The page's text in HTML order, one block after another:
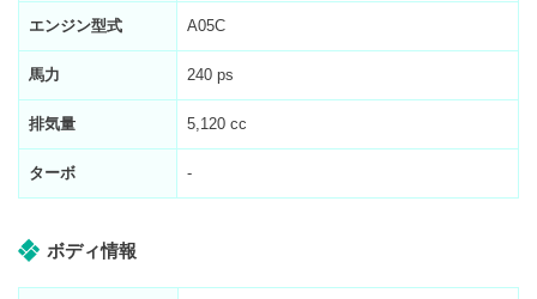
エンジン型式 A05C
馬力 240 ps
排気量 5,120 cc
ターボ -
ボディ情報